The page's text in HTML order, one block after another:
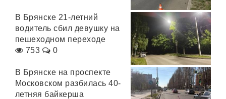
В Брянске 21-летний
водитель сбил девушку на
пешеходном переходе
753
0
В Брянске на проспекте
Московском разбилась 40-
летняя байкерша